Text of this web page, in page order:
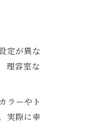
定が異な
理容室な
ラーやト
実際に幸